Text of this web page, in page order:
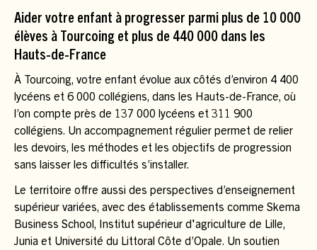
Aider votre enfant à progresser parmi plus de 10 000
élèves à Tourcoing et plus de 440 000 dans les
Hauts-de-France
À Tourcoing, votre enfant évolue aux côtés d’environ 4 400
lycéens et 6 000 collégiens, dans les Hauts-de-France, où
l’on compte près de 137 000 lycéens et 311 900
collégiens. Un accompagnement régulier permet de relier
les devoirs, les méthodes et les objectifs de progression
sans laisser les difficultés s’installer.
Le territoire offre aussi des perspectives d’enseignement
supérieur variées, avec des établissements comme Skema
Business School, Institut supérieur d'agriculture de Lille,
Junia et Université du Littoral Côte d’Opale. Un soutien